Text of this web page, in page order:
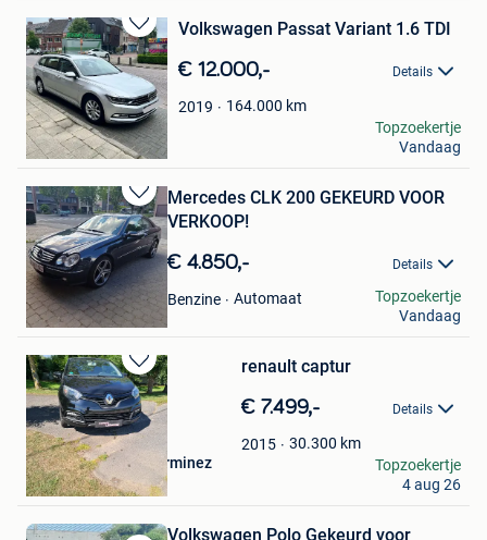
Bewaren
in
Mijn
Favorieten
Volkswagen Passat Variant 1.6 TDI
€ 12.000,- Details
2019 164.000 km
ali jawad ali
Wilrijk
Topzoekertje
Vandaag
Bewaren
in
Mijn
Favorieten
Mercedes CLK 200 GEKEURD VOOR
VERKOOP!
€ 4.850,- Details
Benzine Automaat
Albert
Wilrijk
Topzoekertje
Vandaag
Bewaren
in
Mijn
Favorieten
renault captur
€ 7.499,- Details
2015 30.300 km
auto's en motoren lerminez
Ieper
Topzoekertje
4 aug 26
Volkswagen Polo Gekeurd voor